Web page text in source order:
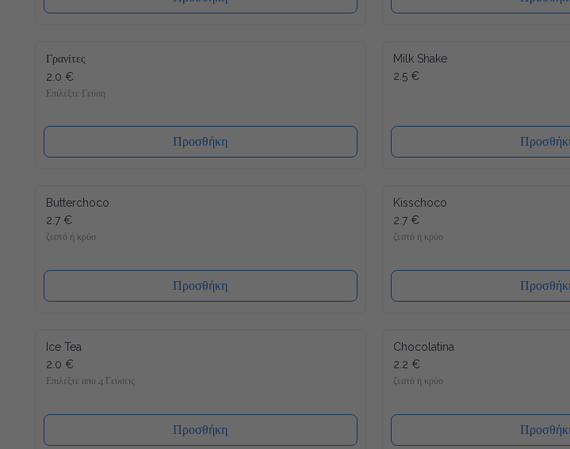
Γρανίτες
2.0 €
Επιλέξτε Γεύση
Προσθήκη
Milk Shake
2.5 €
Butterchoco
2.7 €
ζεστό ή κρύο
Προσθήκη
Kisschoco
2.7 €
ζεστό ή κρύο
Ice Tea
2.0 €
Επιλέξτε απο 4 Γεύσεις
Προσθήκη
Chocolatina
2.2 €
ζεστό ή κρύο